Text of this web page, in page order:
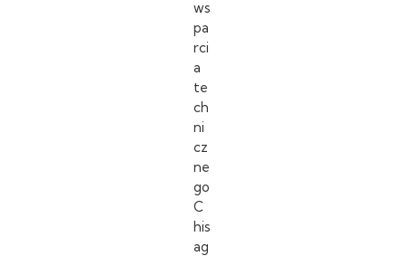
ws
pa
rci
a
te
ch
ni
cz
ne
go
C
his
ag